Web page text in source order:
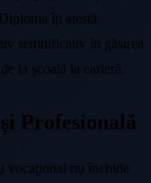
îți atestă
semnificativ în găsirea
la școală la carieră.
Profesională
vocațional nu închide